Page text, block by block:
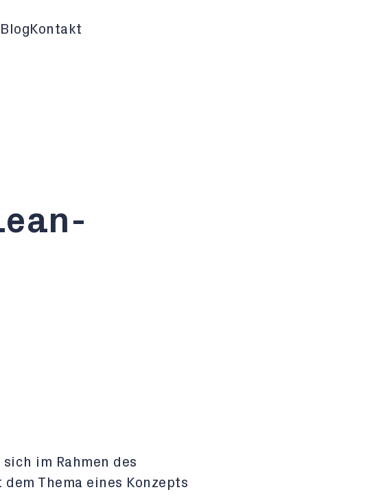
Blog Kontakt
im Rahmen des
Thema eines Konzepts